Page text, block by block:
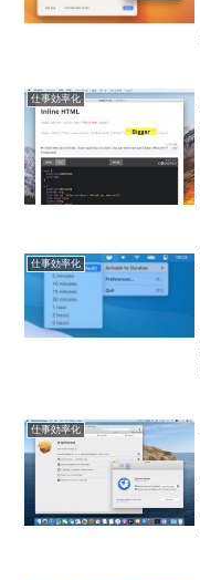
仕事効率化
仕事効率化
仕事効率化